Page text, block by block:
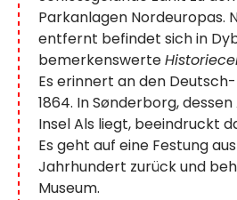
Parkanlagen Nordeuropas.
entfernt befindet sich in
bemerkenswerte
Es erinnert an den
1864. In Sønderborg,
Insel Als liegt, beeindruckt
Es geht auf eine Festung aus
Jahrhundert zurück und
Museum.